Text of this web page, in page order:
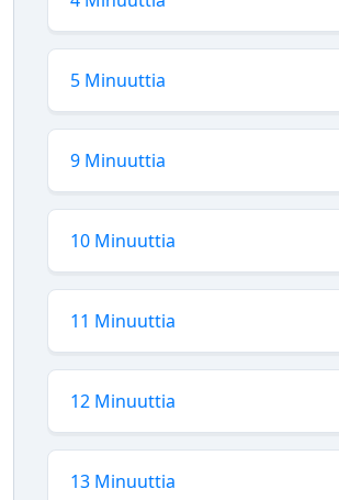
5 Minuuttia
9 Minuuttia
10 Minuuttia
11 Minuuttia
12 Minuuttia
13 Minuuttia